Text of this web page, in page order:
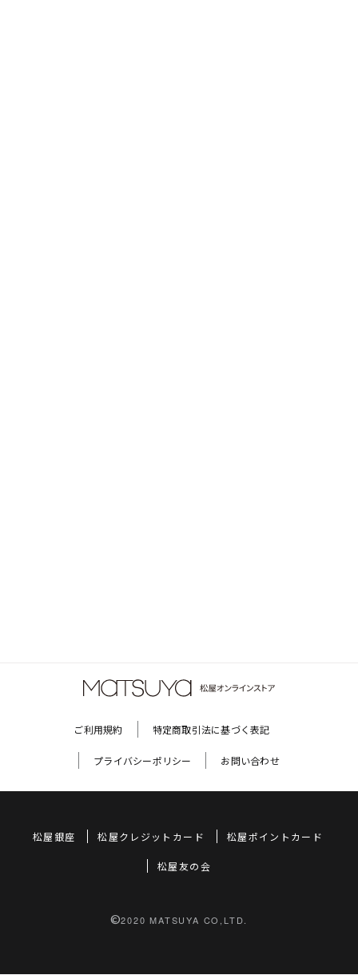
ご利用規約 特定商取引法に基づく表記
プライバシーポリシー お問い合わせ
松屋銀座 松屋クレジットカード 松屋ポイントカード
松屋友の会
©2020 MATSUYA CO,LTD.